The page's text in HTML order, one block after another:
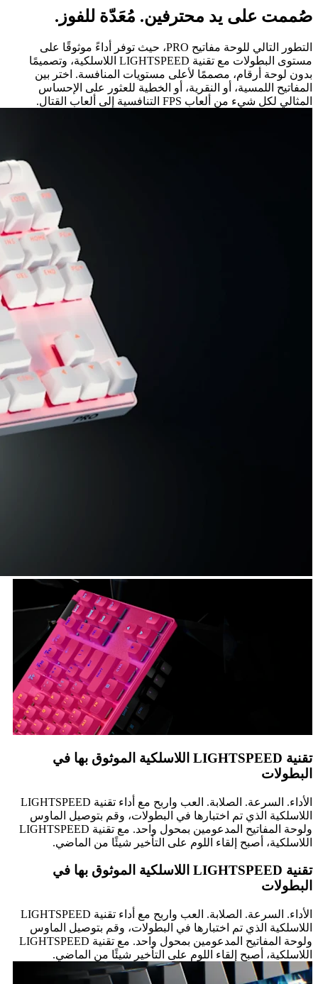
صُممت على يد محترفين. مُعَدّة للفوز.
التطور التالي للوحة مفاتيح PRO، حيث توفر أداءً موثوقًا على
مستوى البطولات مع تقنية LIGHTSPEED اللاسلكية، وتصميمًا
بدون لوحة أرقام، مصممًا لأعلى مستويات المنافسة. اختر بين
المفاتيح اللمسية، أو النقرية، أو الخطية للعثور على الإحساس
المثالي لكل شيء من ألعاب FPS التنافسية إلى ألعاب القتال.
تقنية LIGHTSPEED اللاسلكية الموثوق بها في
البطولات
الأداء. السرعة. الصلابة. العب واربح مع أداء تقنية LIGHTSPEED
اللاسلكية الذي تم اختبارها في البطولات، وقم بتوصيل الماوس
ولوحة المفاتيح المدعومين بمحول واحد. مع تقنية LIGHTSPEED
اللاسلكية، أصبح إلقاء اللوم على التأخير شيئًا من الماضي.
تقنية LIGHTSPEED اللاسلكية الموثوق بها في
البطولات
الأداء. السرعة. الصلابة. العب واربح مع أداء تقنية LIGHTSPEED
اللاسلكية الذي تم اختبارها في البطولات، وقم بتوصيل الماوس
ولوحة المفاتيح المدعومين بمحول واحد. مع تقنية LIGHTSPEED
اللاسلكية، أصبح إلقاء اللوم على التأخير شيئًا من الماضي.